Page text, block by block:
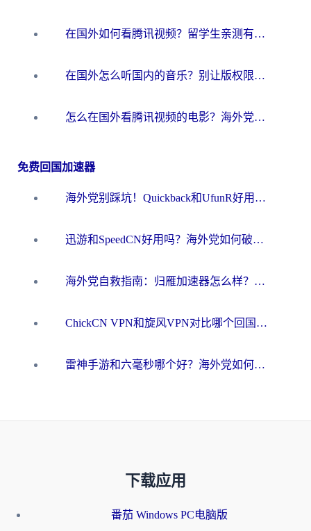
在国外如何看腾讯视频？留学生亲测有效的回国加速方案
在国外怎么听国内的音乐？别让版权限制断了你的华语歌单
怎么在国外看腾讯视频的电影？海外党亲测有效的回国加速指南
免费回国加速器
海外党别踩坑！Quickback和UfunR好用吗？选对回国加速器才能无缝刷国内资源
迅游和SpeedCN好用吗？海外党如何破解那道看不见的墙
海外党自救指南：归雁加速器怎么样？教你避开坑实现国内资源无缝访问
ChickCN VPN和旋风VPN对比哪个回国效果更好？海外用户的选择困境与出路
雷神手游和六毫秒哪个好？海外党如何真正解锁国内资源
下载应用
番茄 Windows PC电脑版